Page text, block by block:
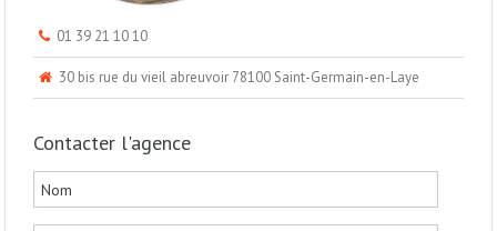
01 39 21 10 10
30 bis rue du vieil abreuvoir 78100 Saint-Germain-en-Laye
Contacter l'agence